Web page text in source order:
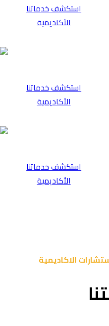
⁠استكشف خدماتنا
الأكاديمية
⁠استكشف خدماتنا
الأكاديمية
⁠استكشف خدماتنا
الأكاديمية
الاكاديمية